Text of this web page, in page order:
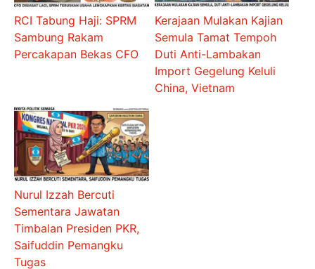
RCI Tabung Haji: SPRM
Sambung Rakam
Percakapan Bekas CFO
Kerajaan Mulakan Kajian
Semula Tamat Tempoh
Duti Anti-Lambakan
Import Gegelung Keluli
China, Vietnam
Nurul Izzah Bercuti
Sementara Jawatan
Timbalan Presiden PKR,
Saifuddin Pemangku
Tugas